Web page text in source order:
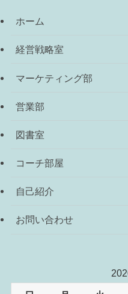
ホーム
経営戦略室
マーケティング部
営業部
図書室
コーチ部屋
自己紹介
お問い合わせ